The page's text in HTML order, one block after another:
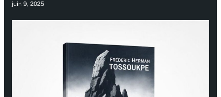
juin 9, 2025